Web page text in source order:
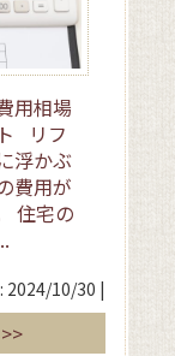
用相場
リフ
浮かぶ
費用が
住宅の
2024/10/30 |